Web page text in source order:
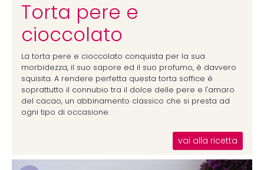
Torta pere e
cioccolato
La torta pere e cioccolato conquista per la sua
morbidezza, il suo sapore ed il suo profumo, è davvero
squisita. A rendere perfetta questa torta soffice è
soprattutto il connubio tra il dolce delle pere e l'amaro
del cacao, un abbinamento classico che si presta ad
ogni tipo di occasione.
vai alla ricetta